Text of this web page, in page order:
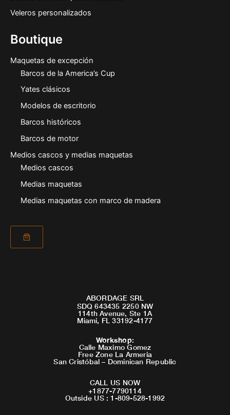
Veleros personalizados
Boutique
Maquetas de excepción
Barcos de la America’s Cup
Yates clásicos
Modelos de escritorio
Barcos históricos
Barcos de motor
Medios cascos y medias maquetas
Medios cascos
Medias maquetas
Medias maquetas con marco de madera
ABORDAGE SRL
SDQ 643435 2250 NW
114th Avenue, Ste 1A
Miami, FL 33192-4177
Workshop:
Calle Maximo Gomez
Free Zone La Armeria
San Cristóbal – Dominican Republic
CALL US NOW
+1877-7790114
Outside US : 1-809-528-1992